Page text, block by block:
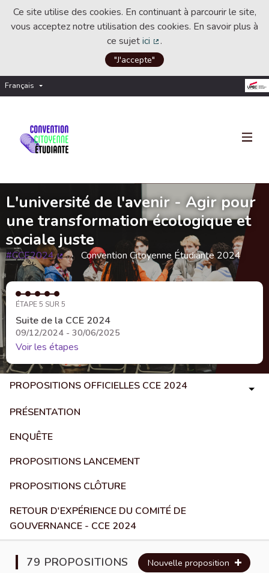
Ce site utilise des cookies. En continuant à parcourir le site,
vous acceptez notre utilisation des cookies. En savoir plus à
ce sujetici
(Lien externe)
.
"J'accepte"
Français Choisir la langue
L'université de l'avenir - Agir pour
une transformation écologique et
sociale juste
#CCE2024
(Lien externe)
Convention Citoyenne Étudiante 2024
ÉTAPE 5 SUR 5
Suite de la CCE 2024
09/12/2024 - 30/06/2025
Voir les étapes
PROPOSITIONS OFFICIELLES CCE 2024
PRÉSENTATION
ENQUÊTE
PROPOSITIONS LANCEMENT
PROPOSITIONS CLÔTURE
RETOUR D'EXPÉRIENCE DU COMITÉ DE
GOUVERNANCE - CCE 2024
79 PROPOSITIONS Nouvelle proposition